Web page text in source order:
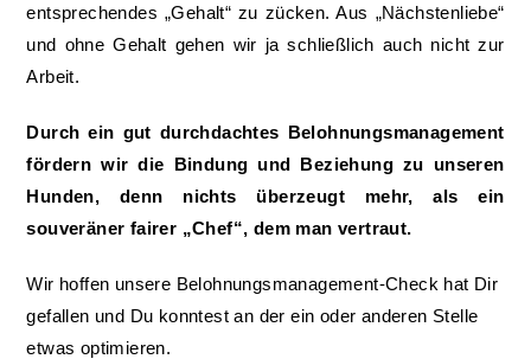
entsprechendes „Gehalt“ zu zücken. Aus „Nächstenliebe“
und ohne Gehalt gehen wir ja schließlich auch nicht zur
Arbeit.
Durch ein gut durchdachtes Belohnungsmanagement
fördern wir die Bindung und Beziehung zu unseren
Hunden, denn nichts überzeugt mehr, als ein
souveräner fairer „Chef“, dem man vertraut.
Wir hoffen unsere Belohnungsmanagement-Check hat Dir
gefallen und Du konntest an der ein oder anderen Stelle
etwas optimieren.